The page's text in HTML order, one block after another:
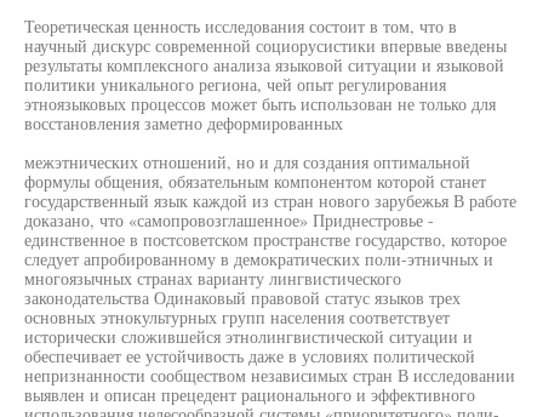
Теоретическая ценность исследования состоит в том, что в
научный дискурс современной социорусистики впервые введены
результаты комплексного анализа языковой ситуации и языковой
политики уникального региона, чей опыт регулирования
этноязыковых процессов может быть использован не только для
восстановления заметно деформированных
межэтнических отношений, но и для создания оптимальной
формулы общения, обязательным компонентом которой станет
государственный язык каждой из стран нового зарубежья В работе
доказано, что «самопровозглашенное» Приднестровье -
единственное в постсоветском пространстве государство, которое
следует апробированному в демократических поли-этничных и
многоязычных странах варианту лингвистического
законодательства Одинаковый правовой статус языков трех
основных этнокультурных групп населения соответствует
исторически сложившейся этнолингвистической ситуации и
обеспечивает ее устойчивость даже в условиях политической
непризнанности сообществом независимых стран В исследовании
выявлен и описан прецедент рационального и эффективного